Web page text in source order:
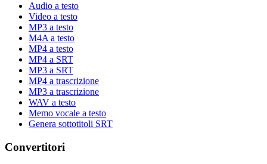
Audio a testo
Video a testo
MP3 a testo
M4A a testo
MP4 a testo
MP4 a SRT
MP3 a SRT
MP4 a trascrizione
MP3 a trascrizione
WAV a testo
Memo vocale a testo
Genera sottotitoli SRT
Convertitori